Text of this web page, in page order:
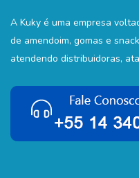
A Kuky é uma empresa
de amendoim, gomas e
atendendo distribuidoras,